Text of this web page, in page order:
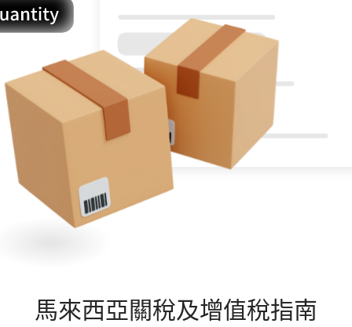
馬來西亞關稅及增值稅指南